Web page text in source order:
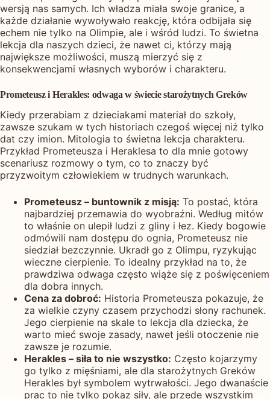
wersją nas samych. Ich władza miała swoje granice, a
każde działanie wywoływało reakcję, która odbijała się
echem nie tylko na Olimpie, ale i wśród ludzi. To świetna
lekcja dla naszych dzieci, że nawet ci, którzy mają
największe możliwości, muszą mierzyć się z
konsekwencjami własnych wyborów i charakteru.
Prometeusz i Herakles: odwaga w świecie starożytnych Greków
Kiedy przerabiam z dzieciakami materiał do szkoły,
zawsze szukam w tych historiach czegoś więcej niż tylko
dat czy imion. Mitologia to świetna lekcja charakteru.
Przykład Prometeusza i Heraklesa to dla mnie gotowy
scenariusz rozmowy o tym, co to znaczy być
przyzwoitym człowiekiem w trudnych warunkach.
Prometeusz – buntownik z misją: To postać, która
najbardziej przemawia do wyobraźni. Według mitów
to właśnie on ulepił ludzi z gliny i łez. Kiedy bogowie
odmówili nam dostępu do ognia, Prometeusz nie
siedział bezczynnie. Ukradł go z Olimpu, ryzykując
wieczne cierpienie. To idealny przykład na to, że
prawdziwa odwaga często wiąże się z poświęceniem
dla dobra innych.
Cena za dobroć: Historia Prometeusza pokazuje, że
za wielkie czyny czasem przychodzi słony rachunek.
Jego cierpienie na skale to lekcja dla dziecka, że
warto mieć swoje zasady, nawet jeśli otoczenie nie
zawsze je rozumie.
Herakles – siła to nie wszystko: Często kojarzymy
go tylko z mięśniami, ale dla starożytnych Greków
Herakles był symbolem wytrwałości. Jego dwanaście
prac to nie tylko pokaz siły, ale przede wszystkim